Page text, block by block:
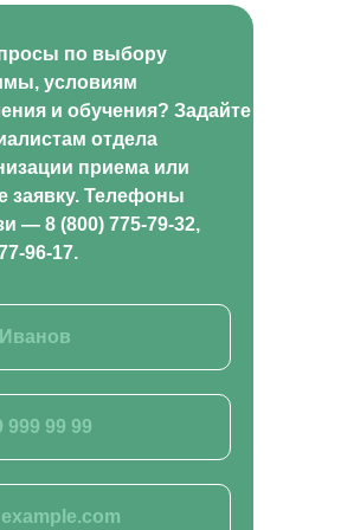
по выбору
условиям
и обучения? Задайте
отдела
приема или
заявку. Телефоны
— 8 (800) 775-79-32,
96-17.
к. 1, этаж 1
агропромышленного